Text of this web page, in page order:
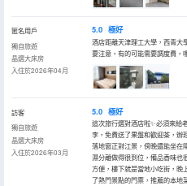
匿名用戶
獨自旅遊
晶選大床房
入住於2026年04月
5.0 極好
酒店距離天津理工大學，西青大
要注意，有的可能需要調度費，
訪客
獨自旅遊
晶選大床房
入住於2026年03月
5.0 極好
這次旅行選對酒店啦✨必須來給
李，免費送了果盤和歡迎茶，辦
落地窗正對江景，傍晚還能坐在
濕分離做得很到位，備品香味也
方便，樓下就是當地小吃街，晚
了熱門景點的門票，推薦的本地